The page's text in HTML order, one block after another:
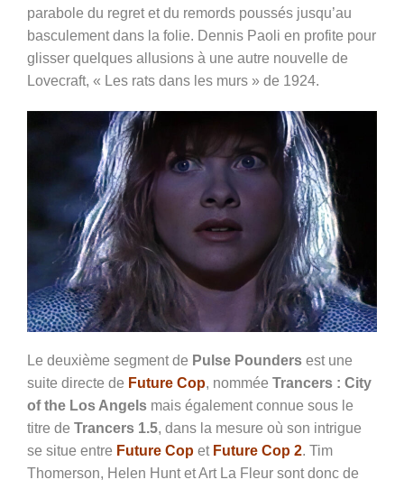
parabole du regret et du remords poussés jusqu’au
basculement dans la folie. Dennis Paoli en profite pour
glisser quelques allusions à une autre nouvelle de
Lovecraft, « Les rats dans les murs » de 1924.
Le deuxième segment de Pulse Pounders est une
suite directe de Future Cop, nommée Trancers : City
of the Los Angels mais également connue sous le
titre de Trancers 1.5, dans la mesure où son intrigue
se situe entre Future Cop et Future Cop 2. Tim
Thomerson, Helen Hunt et Art La Fleur sont donc de